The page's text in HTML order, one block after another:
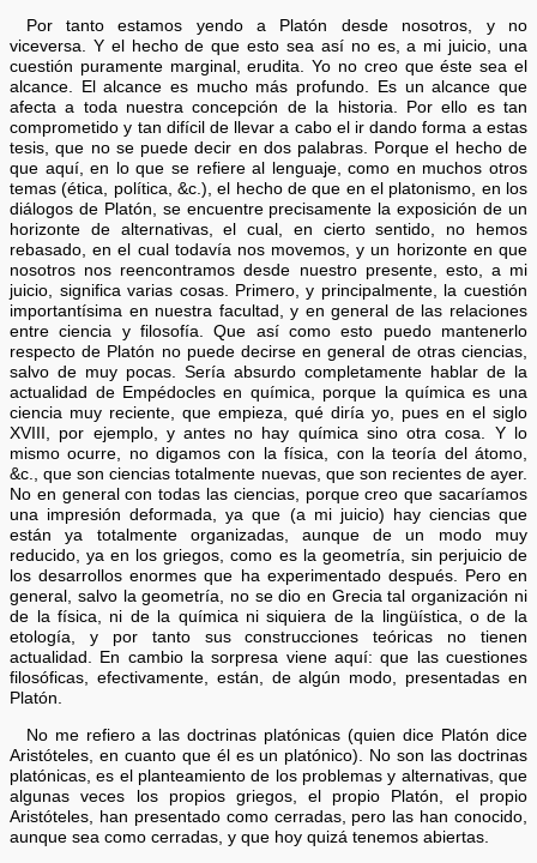
Por tanto estamos yendo a Platón desde nosotros, y no
viceversa. Y el hecho de que esto sea así no es, a mi juicio, una
cuestión puramente marginal, erudita. Yo no creo que éste sea el
alcance. El alcance es mucho más profundo. Es un alcance que
afecta a toda nuestra concepción de la historia. Por ello es tan
comprometido y tan difícil de llevar a cabo el ir dando forma a estas
tesis, que no se puede decir en dos palabras. Porque el hecho de
que aquí, en lo que se refiere al lenguaje, como en muchos otros
temas (ética, política, &c.), el hecho de que en el platonismo, en los
diálogos de Platón, se encuentre precisamente la exposición de un
horizonte de alternativas, el cual, en cierto sentido, no hemos
rebasado, en el cual todavía nos movemos, y un horizonte en que
nosotros nos reencontramos desde nuestro presente, esto, a mi
juicio, significa varias cosas. Primero, y principalmente, la cuestión
importantísima en nuestra facultad, y en general de las relaciones
entre ciencia y filosofía. Que así como esto puedo mantenerlo
respecto de Platón no puede decirse en general de otras ciencias,
salvo de muy pocas. Sería absurdo completamente hablar de la
actualidad de Empédocles en química, porque la química es una
ciencia muy reciente, que empieza, qué diría yo, pues en el siglo
XVIII, por ejemplo, y antes no hay química sino otra cosa. Y lo
mismo ocurre, no digamos con la física, con la teoría del átomo,
&c., que son ciencias totalmente nuevas, que son recientes de ayer.
No en general con todas las ciencias, porque creo que sacaríamos
una impresión deformada, ya que (a mi juicio) hay ciencias que
están ya totalmente organizadas, aunque de un modo muy
reducido, ya en los griegos, como es la geometría, sin perjuicio de
los desarrollos enormes que ha experimentado después. Pero en
general, salvo la geometría, no se dio en Grecia tal organización ni
de la física, ni de la química ni siquiera de la lingüística, o de la
etología, y por tanto sus construcciones teóricas no tienen
actualidad. En cambio la sorpresa viene aquí: que las cuestiones
filosóficas, efectivamente, están, de algún modo, presentadas en
Platón.
No me refiero a las doctrinas platónicas (quien dice Platón dice
Aristóteles, en cuanto que él es un platónico). No son las doctrinas
platónicas, es el planteamiento de los problemas y alternativas, que
algunas veces los propios griegos, el propio Platón, el propio
Aristóteles, han presentado como cerradas, pero las han conocido,
aunque sea como cerradas, y que hoy quizá tenemos abiertas.